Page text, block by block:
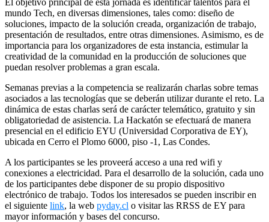
mundo Tech, en diversas dimensiones, tales como: diseño de
soluciones, impacto de la solución creada, organización de trabajo,
presentación de resultados, entre otras dimensiones. Asimismo, es de
importancia para los organizadores de esta instancia, estimular la
creatividad de la comunidad en la producción de soluciones que
puedan resolver problemas a gran escala.
Semanas previas a la competencia se realizarán charlas sobre temas
asociados a las tecnologías que se deberán utilizar durante el reto. La
dinámica de estas charlas será de carácter telemático, gratuito y sin
obligatoriedad de asistencia. La Hackatón se efectuará de manera
presencial en el edificio EYU (Universidad Corporativa de EY),
ubicada en Cerro el Plomo 6000, piso -1, Las Condes.
A los participantes se les proveerá acceso a una red wifi y
conexiones a electricidad. Para el desarrollo de la solución, cada uno
de los participantes debe disponer de su propio dispositivo
electrónico de trabajo. Todos los interesados se pueden inscribir en
el siguiente link, la web pyday.cl o visitar las RRSS de EY para
mayor información y bases del concurso.